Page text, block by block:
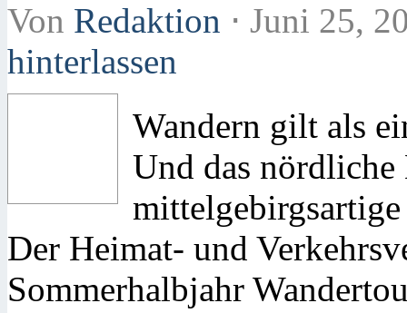
Von Redaktion ⋅ Juni 25,
hinterlassen
Wandern gilt als
Und das nördliche
Der Heimat- und
Sommerhalbjahr